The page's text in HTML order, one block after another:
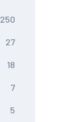
250
27
18
7
5